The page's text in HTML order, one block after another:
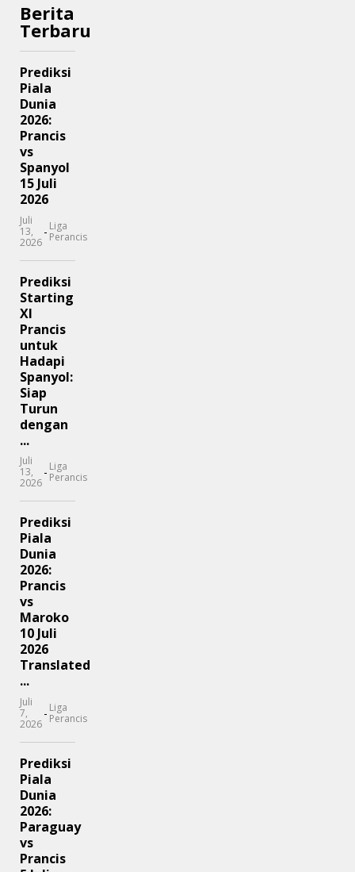
Berita
Terbaru
Prediksi
Piala
Dunia
2026:
Prancis
vs
Spanyol
15 Juli
2026
Juli
13,
2026
- Liga
Perancis
Prediksi
Starting
XI
Prancis
untuk
Hadapi
Spanyol:
Siap
Turun
dengan
...
Juli
13,
2026
- Liga
Perancis
Prediksi
Piala
Dunia
2026:
Prancis
vs
Maroko
10 Juli
2026
Translated
...
Juli
7,
2026
- Liga
Perancis
Prediksi
Piala
Dunia
2026:
Paraguay
vs
Prancis